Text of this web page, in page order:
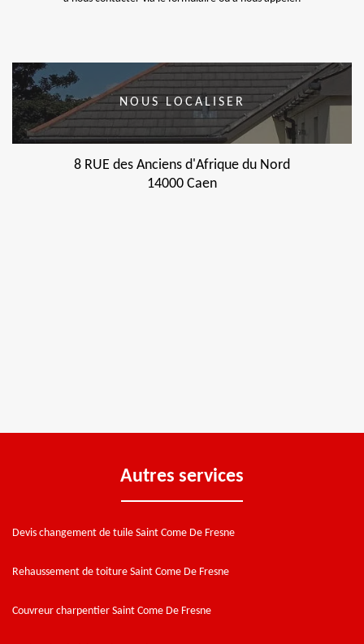
NOUS LOCALISER
8 RUE des Anciens d'Afrique du Nord
14000 Caen
Autres services
Devis changement de tuile Saint Come De Fresne
Rehaussement de toiture Saint Come De Fresne
Couvreur charpentier Saint Come De Fresne